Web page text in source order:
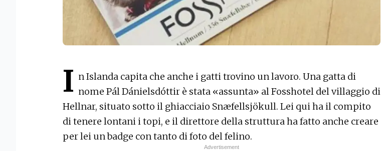
I n Islanda capita che anche i gatti trovino un lavoro. Una gatta di
nome Pál Dánielsdóttir è stata «assunta» al Fosshotel del villaggio di
Hellnar, situato sotto il ghiacciaio Snæfellsjökull. Lei qui ha il compito
di tenere lontani i topi, e il direttore della struttura ha fatto anche creare
per lei un badge con tanto di foto del felino.